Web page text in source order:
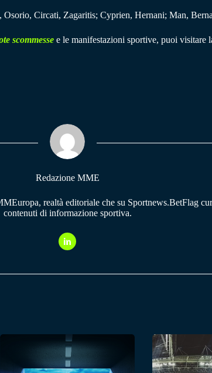
Osorio, Circati, Zagaritis; Cyprien, Hernani; Man,
scommesse e le manifestazioni sportive, puoi visitare
Redazione MME
realtà editoriale che su Sportnews.BetFlag
contenuti di informazione sportiva.